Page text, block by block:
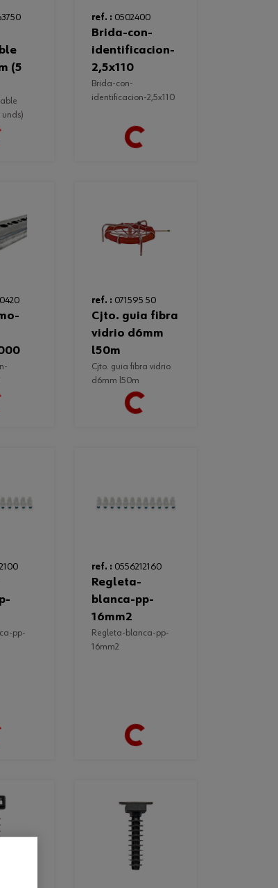
(5
unds)
ref. : 0502400
brida-con-
identificacion-
2,5x110
brida-con-
identificacion-2,5x110
Loading...
ref. : 071595 50
cjto. guia fibra
vidrio d6mm
l50m
cjto. guia fibra vidrio
d6mm l50m
Loading...
ref. : 0556212160
regleta-
blanca-pp-
16mm2
regleta-blanca-pp-
16mm2
Loading...